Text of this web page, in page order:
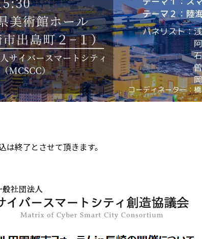
終了とさせて頂きます。